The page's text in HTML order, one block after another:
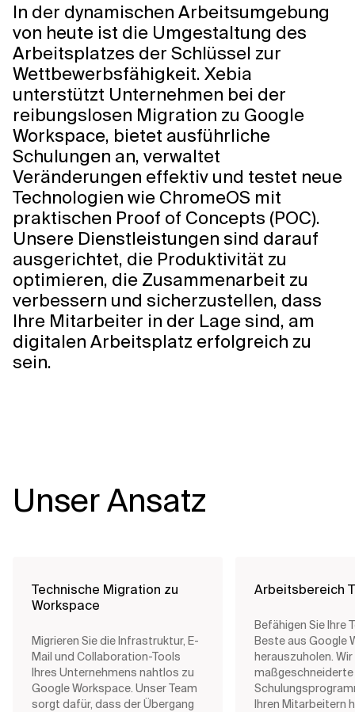
In der dynamischen Arbeitsumgebung
von heute ist die Umgestaltung des
Arbeitsplatzes der Schlüssel zur
Wettbewerbsfähigkeit. Xebia
unterstützt Unternehmen bei der
reibungslosen Migration zu Google
Workspace, bietet ausführliche
Schulungen an, verwaltet
Veränderungen effektiv und testet neue
Technologien wie ChromeOS mit
praktischen Proof of Concepts (POC).
Unsere Dienstleistungen sind darauf
ausgerichtet, die Produktivität zu
optimieren, die Zusammenarbeit zu
verbessern und sicherzustellen, dass
Ihre Mitarbeiter in der Lage sind, am
digitalen Arbeitsplatz erfolgreich zu
sein.
Unser Ansatz
Technische Migration zu
Workspace
Migrieren Sie die Infrastruktur, E-
Mail und Collaboration-Tools
Ihres Unternehmens nahtlos zu
Google Workspace. Unser Team
sorgt dafür, dass der Übergang
Arbeitsbereich
Befähigen Sie Ihre
Beste aus Google
herauszuholen.
maßgeschneiderte
Ihren Mitarbeitern